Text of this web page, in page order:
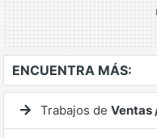
ENCUENTRA MÁS:
Trabajos de Ventas